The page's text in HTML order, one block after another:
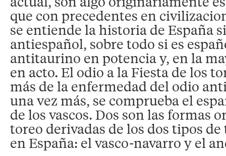
que con precedentes en
se entiende la historia de España
antiespañol, sobre todo si es
antitaurino en potencia y, en la
en acto. El odio a la Fiesta de los
más de la enfermedad del odio
una vez más, se comprueba el
de los vascos. Dos son las formas
toreo derivadas de los dos tipos
en España: el vasco-navarro y el